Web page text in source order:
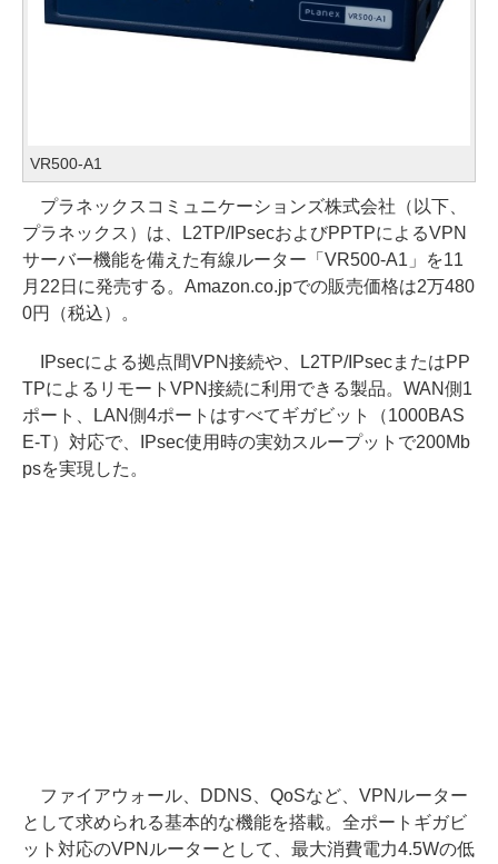
VR500-A1
プラネックスコミュニケーションズ株式会社（以下、
プラネックス）は、L2TP/IPsecおよびPPTPによるVPN
サーバー機能を備えた有線ルーター「VR500-A1」を11
月22日に発売する。Amazon.co.jpでの販売価格は2万480
0円（税込）。
IPsecによる拠点間VPN接続や、L2TP/IPsecまたはPP
TPによるリモートVPN接続に利用できる製品。WAN側1
ポート、LAN側4ポートはすべてギガビット（1000BAS
E-T）対応で、IPsec使用時の実効スループットで200Mb
psを実現した。
ファイアウォール、DDNS、QoSなど、VPNルーター
として求められる基本的な機能を搭載。全ポートギガビ
ット対応のVPNルーターとして、最大消費電力4.5Wの低